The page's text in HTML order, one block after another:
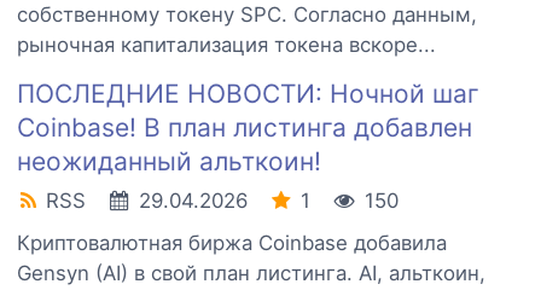
собственному токену SPC. Согласно данным,
рыночная капитализация токена вскоре...
ПОСЛЕДНИЕ НОВОСТИ: Ночной шаг
Coinbase! В план листинга добавлен
неожиданный альткоин!
RSS 29.04.2026 1
150
Криптовалютная биржа Coinbase добавила
Gensyn (AI) в свой план листинга. AI, альткоин,